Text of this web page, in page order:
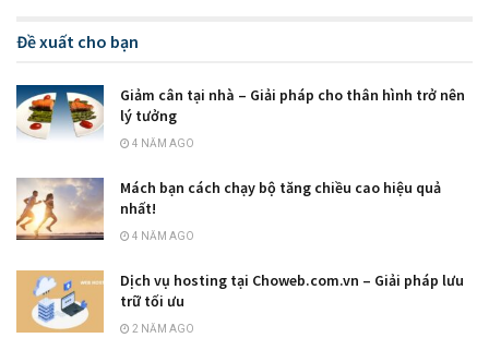
Đề xuất cho bạn
Giảm cân tại nhà – Giải pháp cho thân hình trở nên
lý tưởng
4 NĂM AGO
Mách bạn cách chạy bộ tăng chiều cao hiệu quả
nhất!
4 NĂM AGO
Dịch vụ hosting tại Choweb.com.vn – Giải pháp lưu
trữ tối ưu
2 NĂM AGO